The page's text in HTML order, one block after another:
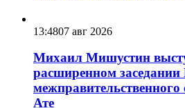
13:4807 авг 2026
Михаил Мишустин
расширенном заседании
Ате